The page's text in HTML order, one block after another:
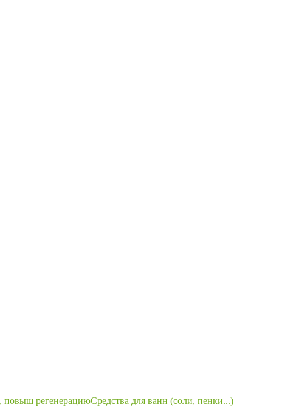
повыш регенерациюСредства для ванн (соли, пенки...)